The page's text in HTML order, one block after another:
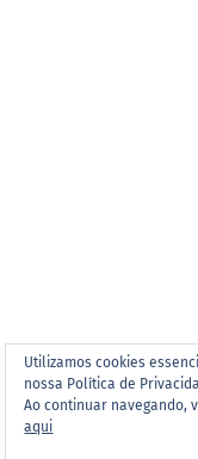
Utilizamos cookies
nossa Política de
Ao continuar navegando,
aqui